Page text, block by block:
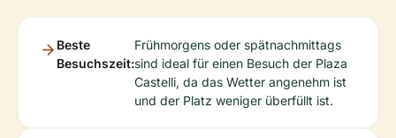
Beste
Besuchszeit:
Frühmorgens oder spätnachmittags
sind ideal für einen Besuch der Plaza
Castelli, da das Wetter angenehm ist
und der Platz weniger überfüllt ist.